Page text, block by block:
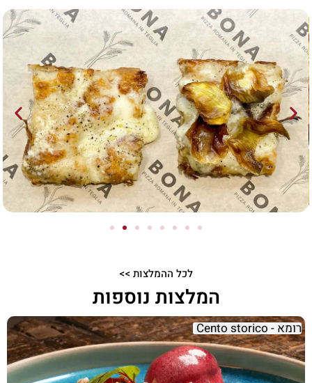
לכל ההמלצות >>
המלצות נוספות
רומא - Cento storico